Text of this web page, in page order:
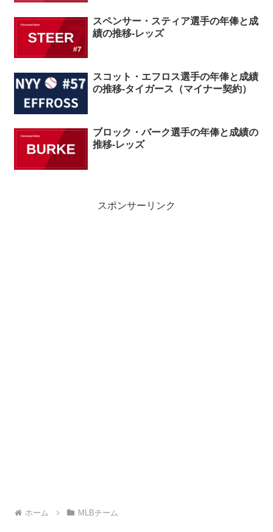
スペンサー・スティア選手の年俸と成
績の推移-レッズ
スコット・エフロス選手の年俸と成績
の推移-タイガース（マイナー契約）
ブロック・バーク選手の年俸と成績の
推移-レッズ
スポンサーリンク
ホーム MLBチーム